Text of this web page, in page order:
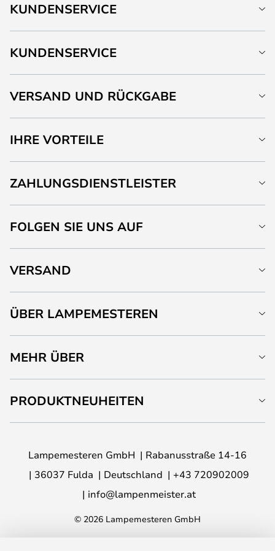
KUNDENSERVICE
KUNDENSERVICE
VERSAND UND RÜCKGABE
IHRE VORTEILE
ZAHLUNGSDIENSTLEISTER
FOLGEN SIE UNS AUF
VERSAND
ÜBER LAMPEMESTEREN
MEHR ÜBER
PRODUKTNEUHEITEN
Lampemesteren GmbH
Rabanusstraße 14-16
36037 Fulda
Deutschland
+43 720902009
info@lampenmeister.at
© 2026 Lampemesteren GmbH